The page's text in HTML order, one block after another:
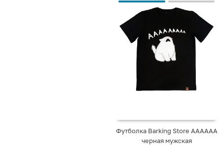
Футболка Barking Store АААААА
черная мужская